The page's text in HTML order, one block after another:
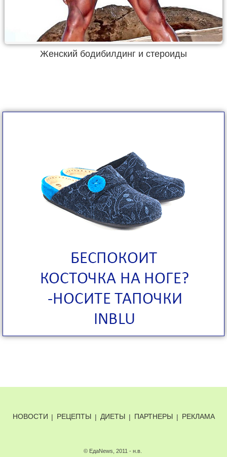
Женский бодибилдинг и стероиды
НОВОСТИ | РЕЦЕПТЫ | ДИЕТЫ | ПАРТНЕРЫ | РЕКЛАМА
© ЕдаNews, 2011 - н.в.